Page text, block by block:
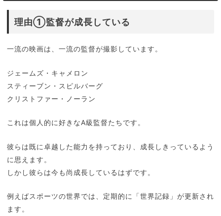
理由①監督が成長している
一流の映画は、一流の監督が撮影しています。
ジェームズ・キャメロン
スティーブン・スピルバーグ
クリストファー・ノーラン
これは個人的に好きなA級監督たちです。
彼らは既に卓越した能力を持っており、成長しきっているよう
に思えます。
しかし彼らは今も尚成長しているはずです。
例えばスポーツの世界では、定期的に「世界記録」が更新され
ます。